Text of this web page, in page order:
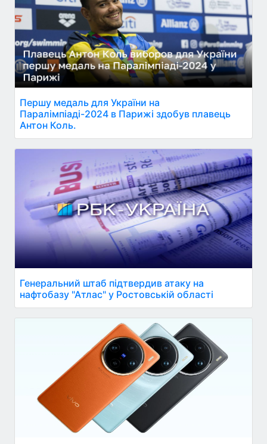
Першу медаль для України на
Паралімпіаді-2024 в Парижі здобув плавець
Антон Коль.
Генеральний штаб підтвердив атаку на
нафтобазу "Атлас" у Ростовській області